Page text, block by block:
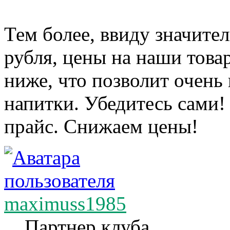
Тем более, ввиду
рубля, цены на наши
ниже, что позволит
напитки. Убедитесь
прайс. Снижаем цены!
maximuss1985